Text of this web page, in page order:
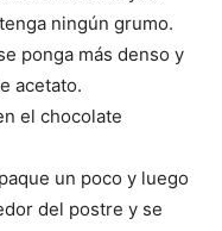
ningún grumo.
ponga más denso y
acetato.
el chocolate
un poco y luego
del postre y se